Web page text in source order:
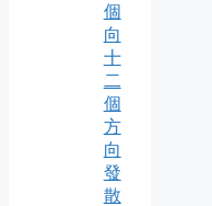
個
向
十
二
個
方
向
發
散